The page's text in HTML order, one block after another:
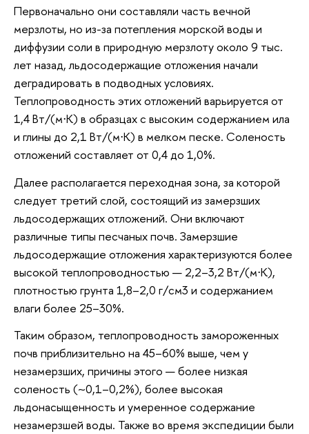
Первоначально они составляли часть вечной
мерзлоты, но из-за потепления морской воды и
диффузии соли в природную мерзлоту около 9 тыс.
лет назад, льдосодержащие отложения начали
деградировать в подводных условиях.
Теплопроводность этих отложений варьируется от
1,4 Вт/(м⋅K) в образцах с высоким содержанием ила
и глины до 2,1 Вт/(м⋅K) в мелком песке. Соленость
отложений составляет от 0,4 до 1,0%.
Далее располагается переходная зона, за которой
следует третий слой, состоящий из замерзших
льдосодержащих отложений. Они включают
различные типы песчаных почв. Замерзшие
льдосодержащие отложения характеризуются более
высокой теплопроводностью — 2,2–3,2 Вт/(м⋅K),
плотностью грунта 1,8–2,0 г/см3 и содержанием
влаги более 25–30%.
Таким образом, теплопроводность замороженных
почв приблизительно на 45–60% выше, чем у
незамерзших, причины этого — более низкая
соленость (~0,1–0,2%), более высокая
льдонасыщенность и умеренное содержание
незамерзшей воды. Также во время экспедиции были